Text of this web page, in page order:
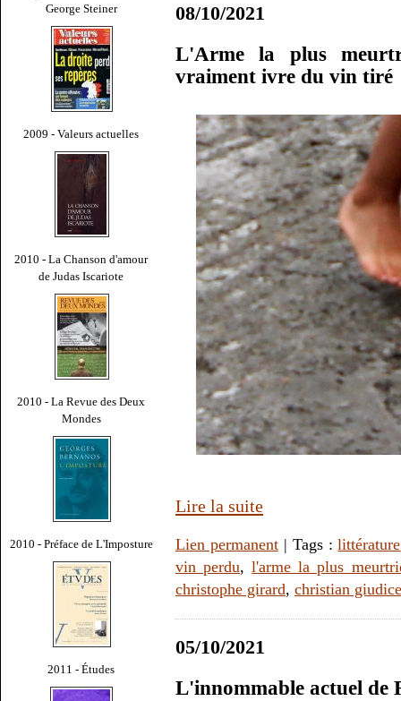
George Steiner
2009 - Valeurs actuelles
2010 - La Chanson d'amour
de Judas Iscariote
2010 - La Revue des Deux
Mondes
2010 - Préface de L'Imposture
2011 - Études
08/10/2021
L'Arme la plus
vraiment ivre du vin tiré
Lire la suite
Lien permanent| Tags :littérature
vin perdu,l'arme la plus
christophe girard, christian
05/10/2021
L'innommable actuel de